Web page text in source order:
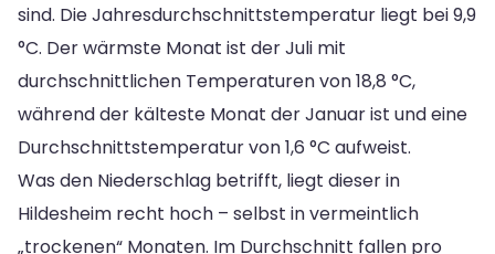
sind. Die Jahresdurchschnittstemperatur liegt bei 9,9
°C. Der wärmste Monat ist der Juli mit
durchschnittlichen Temperaturen von 18,8 °C,
während der kälteste Monat der Januar ist und eine
Durchschnittstemperatur von 1,6 °C aufweist.
Was den Niederschlag betrifft, liegt dieser in
Hildesheim recht hoch – selbst in vermeintlich
„trockenen“ Monaten. Im Durchschnitt fallen pro